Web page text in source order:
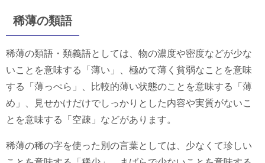
稀薄の類語
稀薄の類語・類義語としては、物の濃度や密度などが少な
いことを意味する「薄い」、極めて薄く貧弱なことを意味
する「薄っぺら」、比較的薄い状態のことを意味する「薄
め」、見せかけだけでしっかりとした内容や実質がないこ
とを意味する「空疎」などがあります。
稀薄の稀の字を使った別の言葉としては、少なくて珍しい